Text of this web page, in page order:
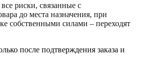
риски, связанные с
до места назначения, при
собственными силами – переходят
после подтверждения заказа и